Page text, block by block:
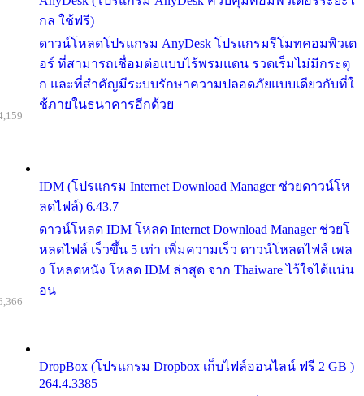
กล ใช้ฟรี)
ดาวน์โหลดโปรแกรม AnyDesk โปรแกรมรีโมทคอมพิวเต
อร์ ที่สามารถเชื่อมต่อแบบไร้พรมแดน รวดเร็มไม่มีกระตุ
ก และที่สำคัญมีระบบรักษาความปลอดภัยแบบเดียวกับที่ใ
ช้ภายในธนาคารอีกด้วย
IDM (โปรแกรม Internet Download Manager ช่วยดาวน์โห
ลดไฟล์) 6.43.7
ดาวน์โหลด IDM โหลด Internet Download Manager ช่วยโ
หลดไฟล์ เร็วขึ้น 5 เท่า เพิ่มความเร็ว ดาวน์โหลดไฟล์ เพล
ง โหลดหนัง โหลด IDM ล่าสุด จาก Thaiware ไว้ใจได้แน่น
อน
DropBox (โปรแกรม Dropbox เก็บไฟล์ออนไลน์ ฟรี 2 GB )
264.4.3385